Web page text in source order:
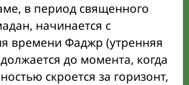
в период священного
начинается с
времени Фаджр (утренняя
до момента, когда
скроется за горизонт,